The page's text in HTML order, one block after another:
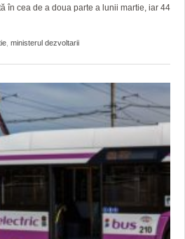
în cea de a doua parte a lunii martie, iar 44
, ministerul dezvoltarii